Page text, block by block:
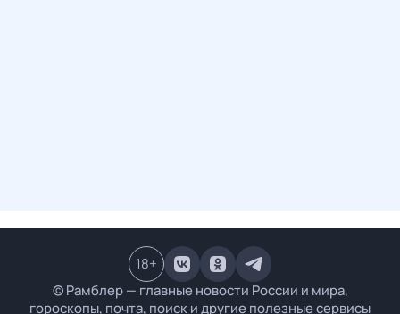
© Рамблер — главные новости России и мира,
гороскопы, почта, поиск и другие полезные сервисы
18+